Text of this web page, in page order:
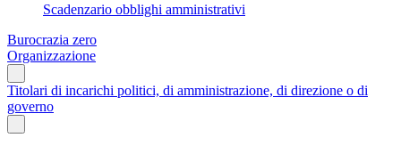
Scadenzario obblighi amministrativi
Burocrazia zero
Organizzazione
Titolari di incarichi politici, di amministrazione, di direzione o di
governo